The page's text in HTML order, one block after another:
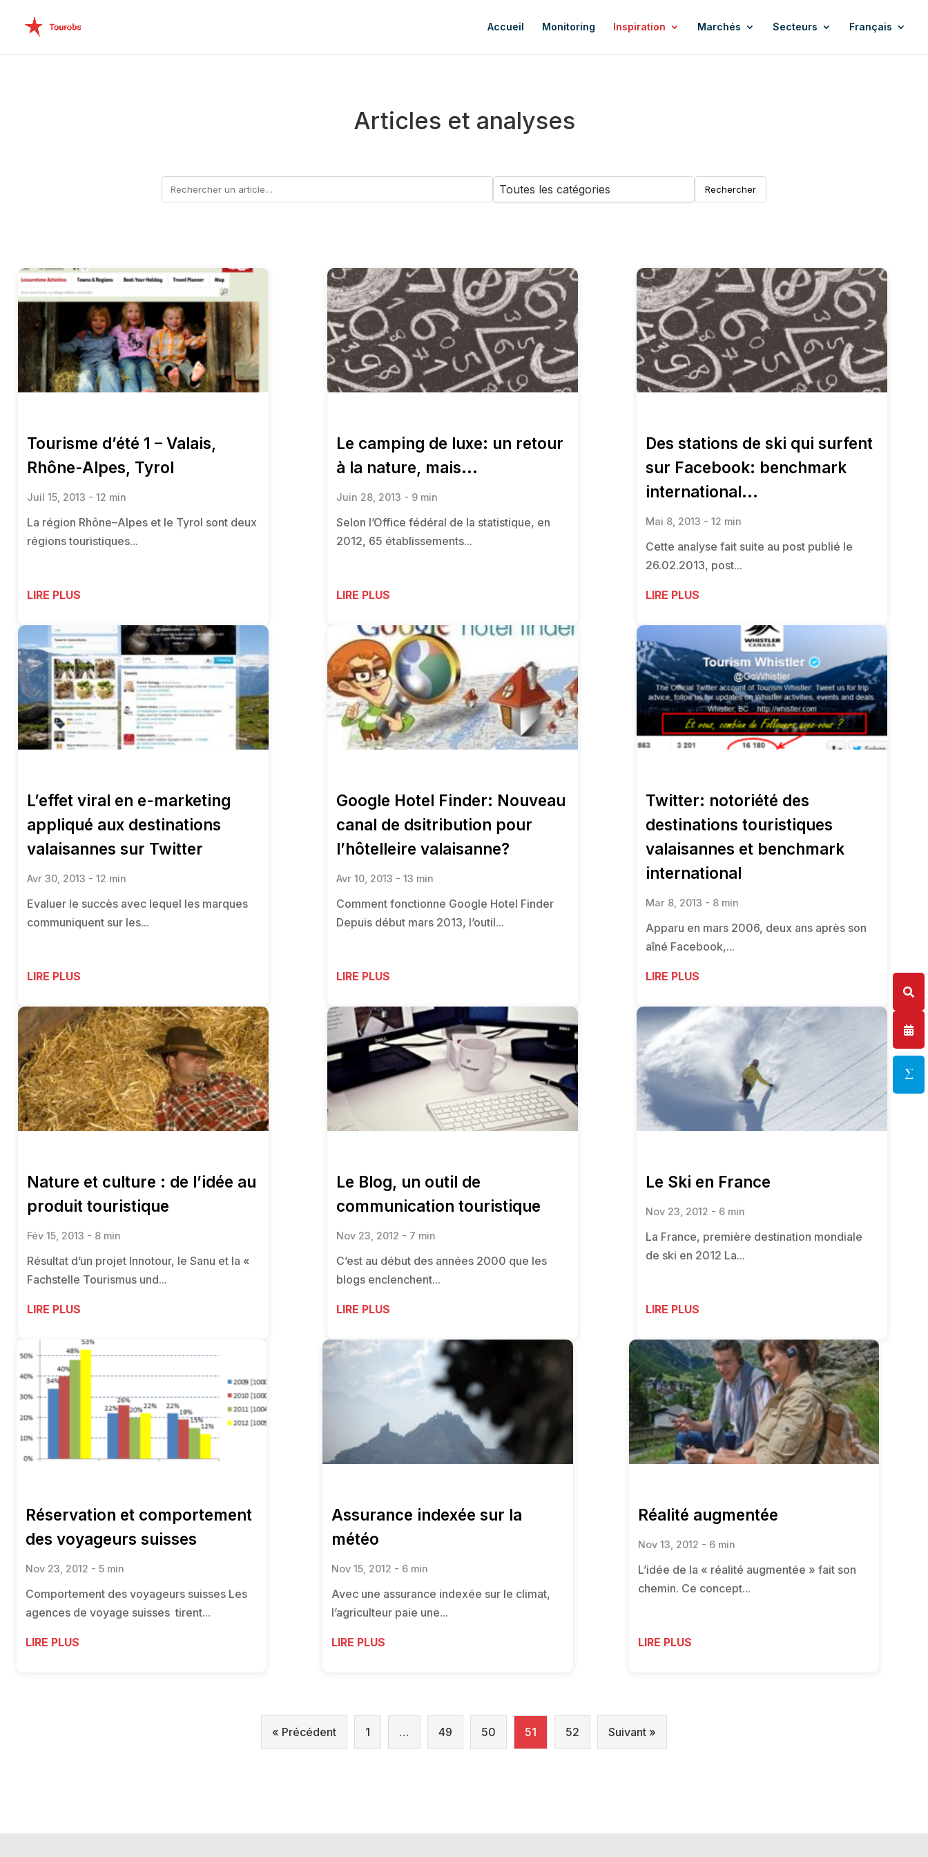
Accueil Monitoring Inspiration Marchés Secteurs Français
Articles et analyses
Rechercher
Tourisme d’été 1 – Valais,
Rhône-Alpes, Tyrol
Juil 15, 2013 - 12 min
La région Rhône–Alpes et le Tyrol sont deux
régions touristiques...
LIRE PLUS
Le camping de luxe: un retour
à la nature, mais...
Juin 28, 2013 - 9 min
Selon l’Office fédéral de la statistique, en
2012, 65 établissements...
LIRE PLUS
Des stations de ski qui surfent
sur Facebook: benchmark
international...
Mai 8, 2013 - 12 min
Cette analyse fait suite au post publié le
26.02.2013, post...
LIRE PLUS
L’effet viral en e-marketing
appliqué aux destinations
valaisannes sur Twitter
Avr 30, 2013 - 12 min
Evaluer le succès avec lequel les marques
communiquent sur les...
LIRE PLUS
Google Hotel Finder: Nouveau
canal de dsitribution pour
l’hôtelleire valaisanne?
Avr 10, 2013 - 13 min
Comment fonctionne Google Hotel Finder
Depuis début mars 2013, l’outil...
LIRE PLUS
Twitter: notoriété des
destinations touristiques
valaisannes et benchmark
international
Mar 8, 2013 - 8 min
Apparu en mars 2006, deux ans après son
aîné Facebook,...
LIRE PLUS
Nature et culture : de l’idée au
produit touristique
Fév 15, 2013 - 8 min
Résultat d’un projet Innotour, le Sanu et la «
Fachstelle Tourismus und...
LIRE PLUS
Le Blog, un outil de
communication touristique
Nov 23, 2012 - 7 min
C’est au début des années 2000 que les
blogs enclenchent...
LIRE PLUS
Le Ski en France
Nov 23, 2012 - 6 min
La France, première destination mondiale
de ski en 2012 La...
LIRE PLUS
Réservation et comportement
des voyageurs suisses
Nov 23, 2012 - 5 min
Comportement des voyageurs suisses Les
agences de voyage suisses tirent...
LIRE PLUS
Assurance indexée sur la
météo
Nov 15, 2012 - 6 min
Avec une assurance indexée sur le climat,
l’agriculteur paie une...
LIRE PLUS
Réalité augmentée
Nov 13, 2012 - 6 min
L’idée de la « réalité augmentée » fait son
chemin. Ce concept...
LIRE PLUS
« Précédent 1 … 49 50 51 52 Suivant »